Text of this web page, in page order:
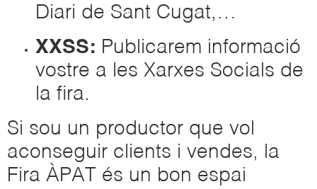
Diari de Sant Cugat,…
XXSS: Publicarem informació
vostre a les Xarxes Socials de
la fira.
Si sou un productor que vol
aconseguir clients i vendes, la
Fira ÀPAT és un bon espai